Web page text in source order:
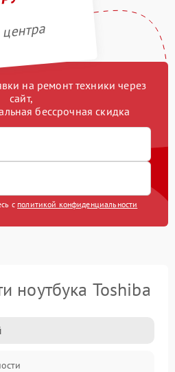
на ремонт техники через
сайт,
бессрочная скидка
с политикой конфиденциальности
ноутбука Toshiba